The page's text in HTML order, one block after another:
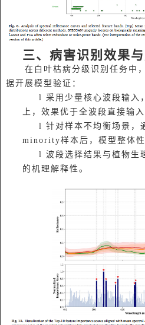
三、病害识别效果
在白叶枯病分级识别任务中
据开展模型验证：
l 采用少量核心波段输入
上，效果优于全波段直接输入
l 针对样本不均衡场景，
minority样本后，模型整体性
l 波段选择结果与植物生
的机理解释性。